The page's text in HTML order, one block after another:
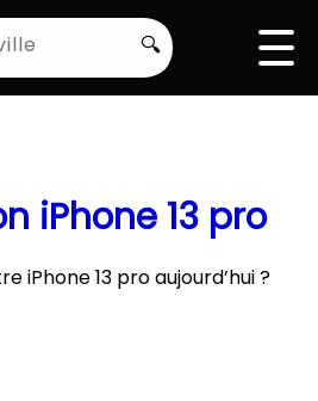
🔍
iPhone 13 pro
iPhone 13 pro aujourd’hui ?